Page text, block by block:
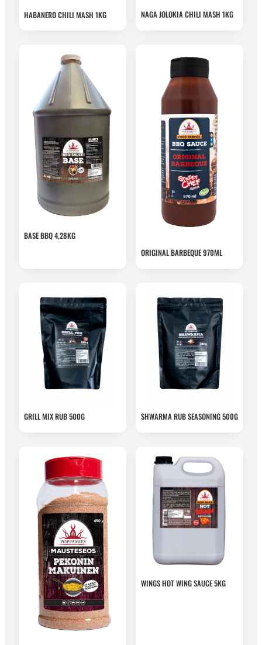
HABANERO CHILI MASH 1KG NAGA JOLOKIA CHILI MASH 1KG
BASE BBQ 4,28KG
ORIGINAL BARBEQUE 970ML
GRILL MIX RUB 500G SHWARMA RUB SEASONING 500G
WINGS HOT WING SAUCE 5KG